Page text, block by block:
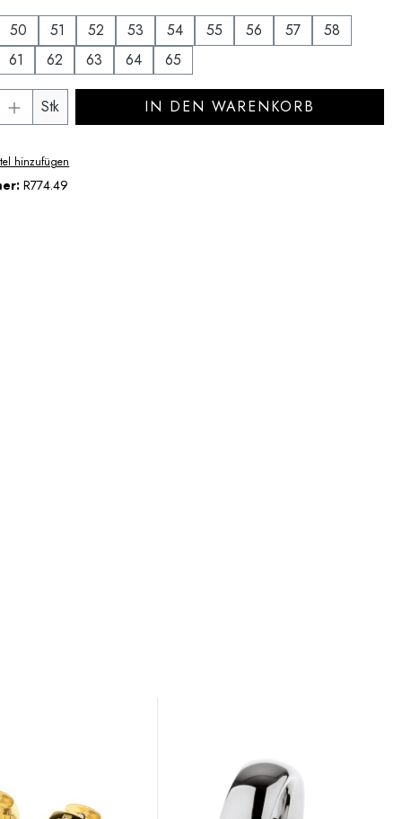
50 51 52 53 54 55 56 57
58
61 62 63 64 65
Anzahl: Gib den gewünschten Wert ein
Stk IN DEN WARENKORB
hinzufügen
R774.49